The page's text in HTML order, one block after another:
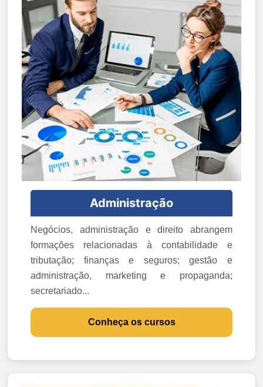
Administração
Negócios, administração e direito abrangem
formações relacionadas à contabilidade e
tributação; finanças e seguros; gestão e
administração, marketing e propaganda;
secretariado...
Conheça os cursos